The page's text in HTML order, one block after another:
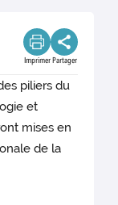
Imprimer Partager
piliers du
et
mises en
de la